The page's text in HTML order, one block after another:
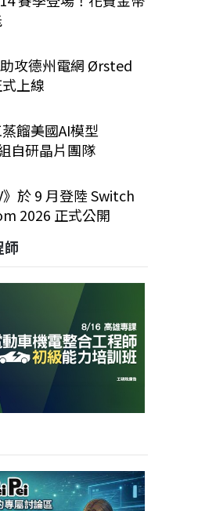
攻德州電網 Ørsted
上線
餾美國AI模型
自研晶片團隊
於 9 月登陸 Switch
2026 正式公開
師